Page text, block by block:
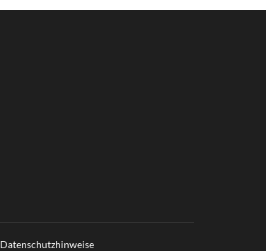
Datenschutzhinweise